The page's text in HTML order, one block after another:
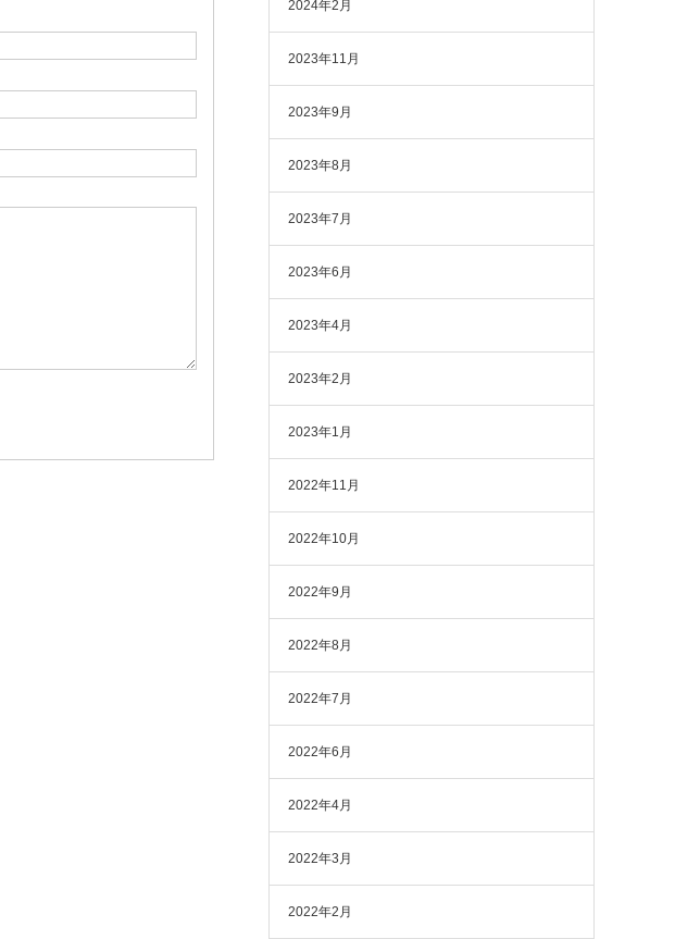
2024年2月
2023年11月
2023年9月
2023年8月
2023年7月
2023年6月
2023年4月
2023年2月
2023年1月
2022年11月
2022年10月
2022年9月
2022年8月
2022年7月
2022年6月
2022年4月
2022年3月
2022年2月